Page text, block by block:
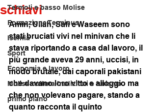
Termoli e basso Molise
Formazione Terminus
Isernia
Sport
Economia e lavoro
Molise cultura tradizioni e turismo
primo piano
schiavi
Amin, Ullah, Safi e Waseem sono
stati bruciati vivi nel minivan che li
stava riportando a casa dal lavoro, il
più grande aveva 29 anni, uccisi, in
modo brutale, dai caporali pakistani
che davano loro vitto e alloggio ma
che non volevano pagare, stando a
quanto racconta il quinto